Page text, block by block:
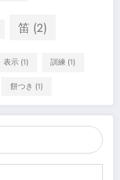
笛 (2)
表示(1) 訓練 (1)
餅つき (1)